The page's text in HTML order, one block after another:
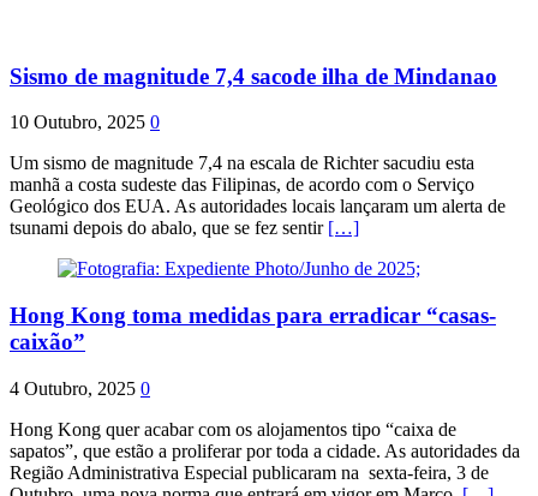
Sismo de magnitude 7,4 sacode ilha de Mindanao
10 Outubro, 2025 0
Um sismo de magnitude 7,4 na escala de Richter sacudiu esta
manhã a costa sudeste das Filipinas, de acordo com o Serviço
Geológico dos EUA. As autoridades locais lançaram um alerta de
tsunami depois do abalo, que se fez sentir […]
Hong Kong toma medidas para erradicar “casas-
caixão”
4 Outubro, 2025 0
Hong Kong quer acabar com os alojamentos tipo “caixa de
sapatos”, que estão a proliferar por toda a cidade. As autoridades da
Região Administrativa Especial publicaram na sexta-feira, 3 de